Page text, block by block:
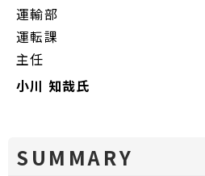
運輸部
運転課
主任
小川 知哉氏
SUMMARY